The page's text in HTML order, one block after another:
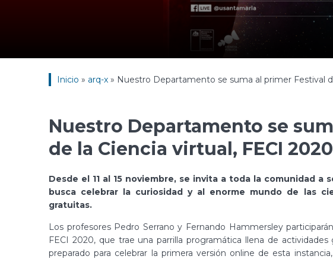
Inicio » arq-x » Nuestro Departamento se suma al primer Festival
Nuestro Departamento se
de la Ciencia virtual, FECI 2020
Desde el 11 al 15 noviembre, se invita a toda la comunidad
busca celebrar la curiosidad y al enorme mundo de las
gratuitas.
Los profesores Pedro Serrano y Fernando Hammersley
FECI 2020, que trae una parrilla programática llena de
preparado para celebrar la primera versión online de esta